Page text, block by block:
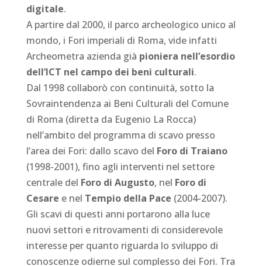
digitale.
A partire dal 2000, il parco archeologico unico al
mondo, i Fori imperiali di Roma, vide infatti
Archeometra azienda già pioniera nell’esordio
dell’ICT nel campo dei beni culturali.
Dal 1998 collaborò con continuità, sotto la
Sovraintendenza ai Beni Culturali del Comune
di Roma (diretta da Eugenio La Rocca)
nell’ambito del programma di scavo presso
l’area dei Fori: dallo scavo del Foro di Traiano
(1998-2001), fino agli interventi nel settore
centrale del Foro di Augusto, nel Foro di
Cesare e nel Tempio della Pace (2004-2007).
Gli scavi di questi anni portarono alla luce
nuovi settori e ritrovamenti di considerevole
interesse per quanto riguarda lo sviluppo di
conoscenze odierne sul complesso dei Fori. Tra